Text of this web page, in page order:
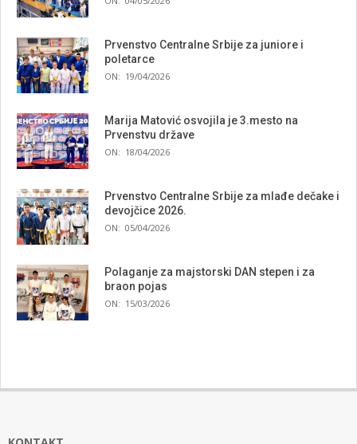
Prvenstvo Centralne Srbije za juniore i
poletarce
ON: 19/04/2026
Marija Matović osvojila je 3.mesto na
Prvenstvu države
ON: 18/04/2026
Prvenstvo Centralne Srbije za mlađe dečake i
devojčice 2026.
ON: 05/04/2026
Polaganje za majstorski DAN stepen i za
braon pojas
ON: 15/03/2026